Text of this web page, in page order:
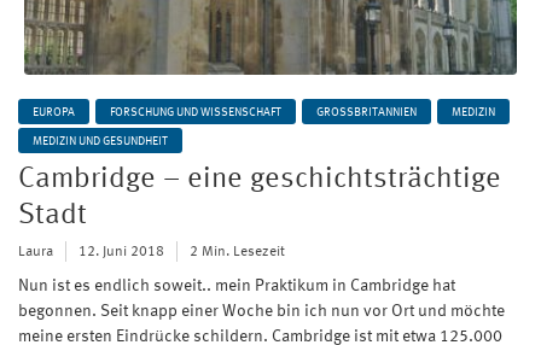
EUROPA FORSCHUNG UND WISSENSCHAFT GROSSBRITANNIEN MEDIZIN
MEDIZIN UND GESUNDHEIT
Cambridge – eine geschichtsträchtige
Stadt
Laura 12. Juni 2018 2 Min. Lesezeit
Nun ist es endlich soweit.. mein Praktikum in Cambridge hat
begonnen. Seit knapp einer Woche bin ich nun vor Ort und möchte
meine ersten Eindrücke schildern. Cambridge ist mit etwa 125.000